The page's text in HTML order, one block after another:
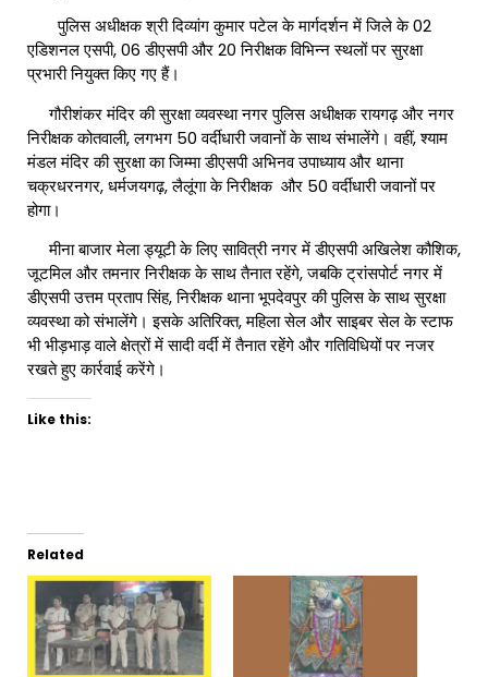
पुलिस अधीक्षक श्री दिव्यांग कुमार पटेल के मार्गदर्शन में जिले के 02
एडिशनल एसपी, 06 डीएसपी और 20 निरीक्षक विभिन्न स्थलों पर सुरक्षा
प्रभारी नियुक्त किए गए हैं।
गौरीशंकर मंदिर की सुरक्षा व्यवस्था नगर पुलिस अधीक्षक रायगढ़ और नगर
निरीक्षक कोतवाली, लगभग 50 वर्दीधारी जवानों के साथ संभालेंगे। वहीं, श्याम
मंडल मंदिर की सुरक्षा का जिम्मा डीएसपी अभिनव उपाध्याय और थाना
चक्रधरनगर, धर्मजयगढ़, लैलूंगा के निरीक्षक और 50 वर्दीधारी जवानों पर
होगा।
मीना बाजार मेला ड्यूटी के लिए सावित्री नगर में डीएसपी अखिलेश कौशिक,
जूटमिल और तमनार निरीक्षक के साथ तैनात रहेंगे, जबकि ट्रांसपोर्ट नगर में
डीएसपी उत्तम प्रताप सिंह, निरीक्षक थाना भूपदेवपुर की पुलिस के साथ सुरक्षा
व्यवस्था को संभालेंगे। इसके अतिरिक्त, महिला सेल और साइबर सेल के स्टाफ
भी भीड़भाड़ वाले क्षेत्रों में सादी वर्दी में तैनात रहेंगे और गतिविधियों पर नजर
रखते हुए कार्रवाई करेंगे।
Like this:
Related